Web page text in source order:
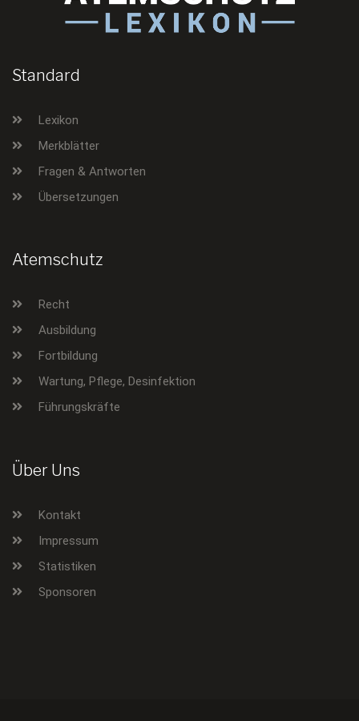
Standard
Lexikon
Merkblätter
Fragen & Antworten
Übersetzungen
Atemschutz
Recht
Ausbildung
Fortbildung
Wartung, Pflege, Desinfektion
Führungskräfte
Über Uns
Kontakt
Impressum
Statistiken
Sponsoren